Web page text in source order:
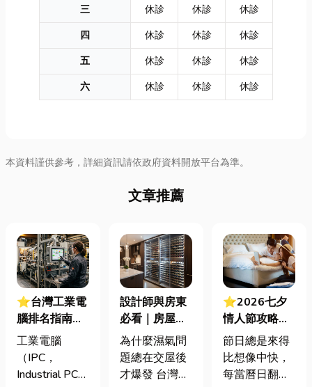
三
休診 休診
休診
四
休診 休診
休診
五
休診 休診
休診
六
休診 休診 休診
本資料謹供參考，詳細資訊請依政府資料開放平台為準。
文章推薦
⭐台灣工業電
腦排名指南：
台灣三大工業
電腦龍頭有哪
些？工廠採購
工業電腦
（IPC，
Industrial PC）
設計師與房東
必看｜房屋濕
氣重怎麼辦？
全屋除濕機＋
全熱交換器整
為什麼濕氣問
題總在交屋後
才爆發 台灣氣
⭐2026七夕
情人節攻略！
七夕送什麼不
踩雷？限定甜
點哪裡買？台
節日總是來得
比想像中快，
每當曆日翻到